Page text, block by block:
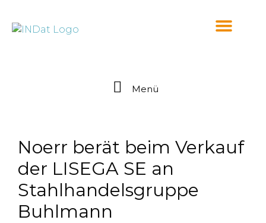
Menü
Noerr berät beim Verkauf
der LISEGA SE an
Stahlhandelsgruppe
Buhlmann